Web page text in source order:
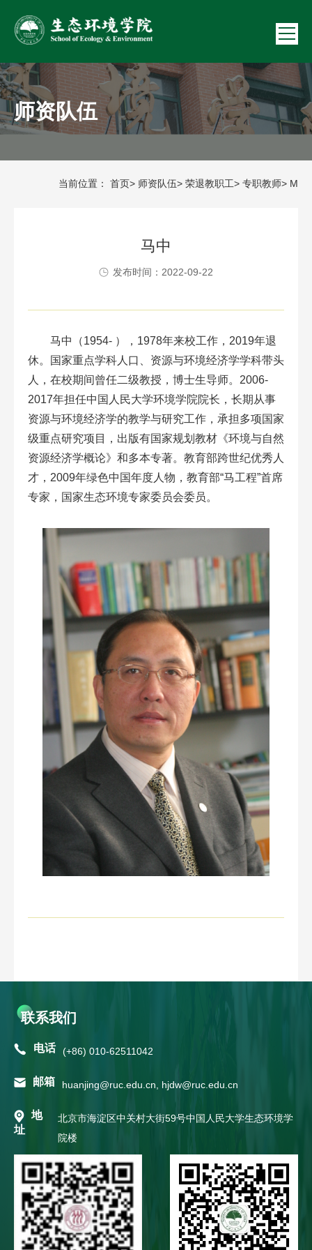
师资队伍
当前位置： 首页> 师资队伍> 荣退教职工> 专职教师> M
马中
发布时间：2022-09-22
马中（1954- ），1978年来校工作，2019年退
休。国家重点学科人口、资源与环境经济学学科带头
人，在校期间曾任二级教授，博士生导师。2006-
2017年担任中国人民大学环境学院院长，长期从事
资源与环境经济学的教学与研究工作，承担多项国家
级重点研究项目，出版有国家规划教材《环境与自然
资源经济学概论》和多本专著。教育部跨世纪优秀人
才，2009年绿色中国年度人物，教育部“马工程”首席
专家，国家生态环境专家委员会委员。
联系我们
电话 (+86) 010-62511042
邮箱 huanjing@ruc.edu.cn, hjdw@ruc.edu.cn
地
址
北京市海淀区中关村大街59号中国人民大学生态环境学
院楼